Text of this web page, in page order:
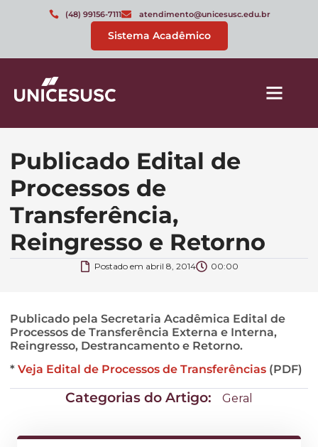
(48) 99156-7111 atendimento@unicesusc.edu.br
Sistema Acadêmico
Publicado Edital de
Processos de
Transferência,
Reingresso e Retorno
Postado em abril 8, 2014 00:00
Publicado pela Secretaria Acadêmica Edital de
Processos de Transferência Externa e Interna,
Reingresso, Destrancamento e Retorno.
* Veja Edital de Processos de Transferências (PDF)
Categorias do Artigo: Geral